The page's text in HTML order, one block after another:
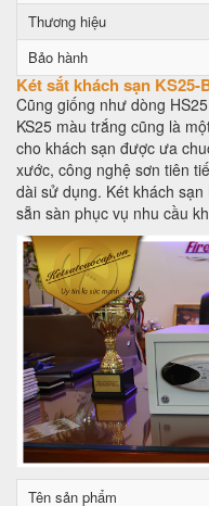
Thương hiệu
Bảo hành
Két sắt khách sạn
Cũng giống như dòng
KS25 màu trắng cũng là
cho khách sạn được ưa
xước, công nghệ sơn tiên
dài sử dụng. Két khách
sẵn sàn phục vụ nhu cầu
Tên sản phẩm